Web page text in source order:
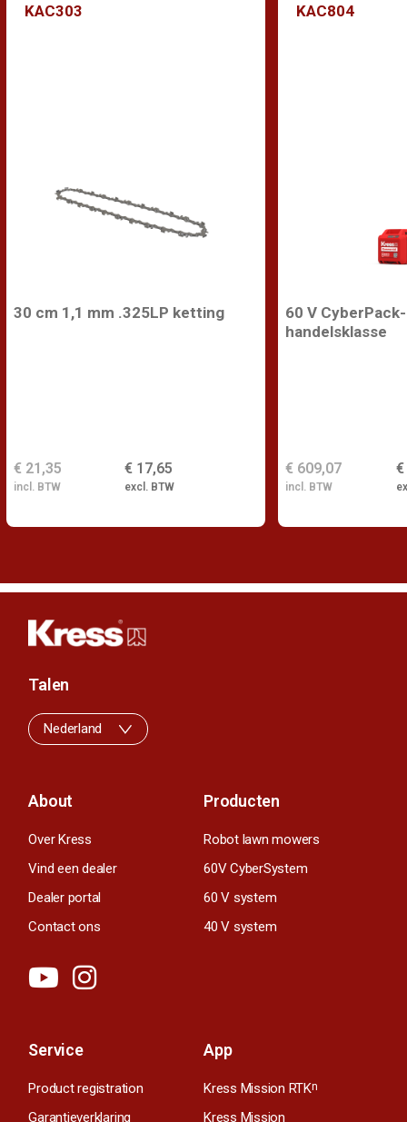
KAC303
30 cm 1,1 mm .325LP ketting
€ 17,65
excl. BTW
€ 21,35
incl. BTW
KAC804
60 V
handelsklasse
€
€ 609,07
incl. BTW
About
Over Kress
Vind een dealer
Dealer portal
Contact ons
Producten
Robot lawn mowers
60V CyberSystem
60 V system
40 V system
Service
Product registration
Garantieverklaring
App
Kress Mission RTKn
Kress Mission
Talen
Nederland